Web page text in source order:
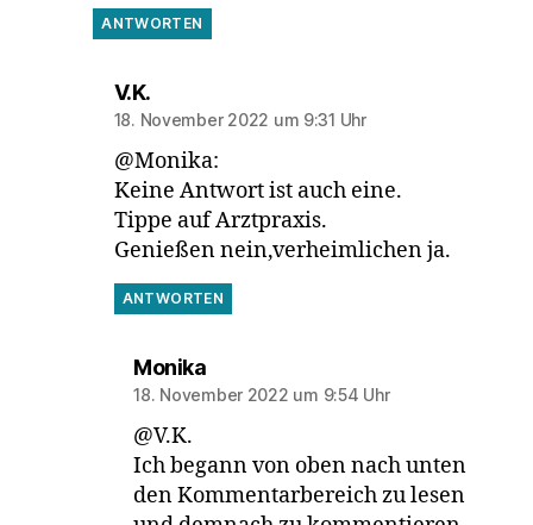
ANTWORTEN
V.K.sagt:
18. November 2022 um 9:31 Uhr
@Monika:
Keine Antwort ist auch eine.
Tippe auf Arztpraxis.
Genießen nein,verheimlichen ja.
ANTWORTEN
Monikasagt:
18. November 2022 um 9:54 Uhr
@V.K.
Ich begann von oben nach unten
den Kommentarbereich zu lesen